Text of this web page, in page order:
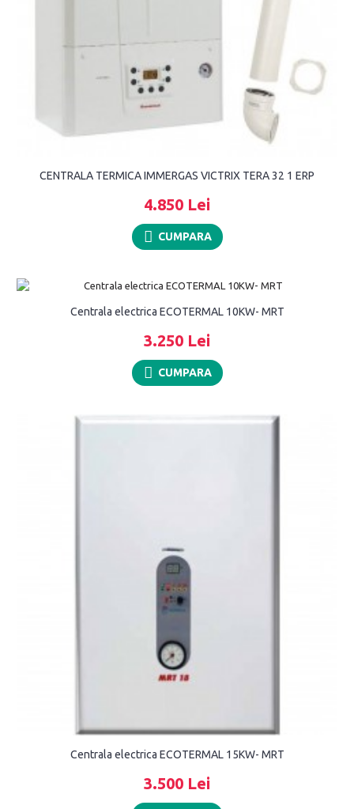
CENTRALA TERMICA IMMERGAS VICTRIX TERA 32 1 ERP
4.850 Lei
CUMPARA
Centrala electrica ECOTERMAL 10KW- MRT
3.250 Lei
CUMPARA
Centrala electrica ECOTERMAL 15KW- MRT
3.500 Lei